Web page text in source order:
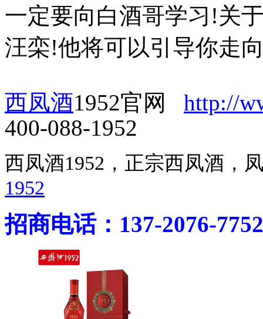
一定要向白酒哥学习!关
汪栾!他将可以引导你走
西凤酒1952官网 http://
400-088-1952
西凤酒1952，正宗西凤酒
1952
招商电话：137-2076-7752